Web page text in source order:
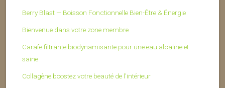
Berry Blast — Boisson Fonctionnelle Bien-Être & Énergie
Bienvenue dans votre zone membre
Carafe filtrante biodynamisante pour une eau alcaline et
saine
Collagène boostez votre beauté de l’intérieur